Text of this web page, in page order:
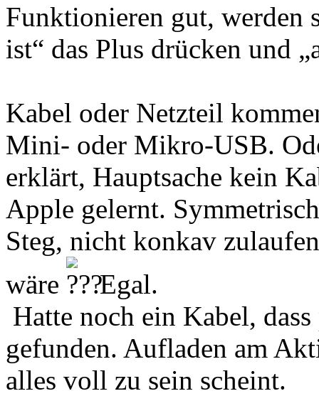
Funktionieren gut, werden
ist“ das Plus drücken und
Kabel oder Netzteil
Mini- oder Mikro-USB.
erklärt, Hauptsache kein
Apple gelernt.
Steg, nicht konkav
wäre
Egal.
Hatte noch ein Kabel,
gefunden. Aufladen am
alles voll zu sein scheint.